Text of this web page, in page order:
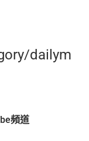
dailym
頻道